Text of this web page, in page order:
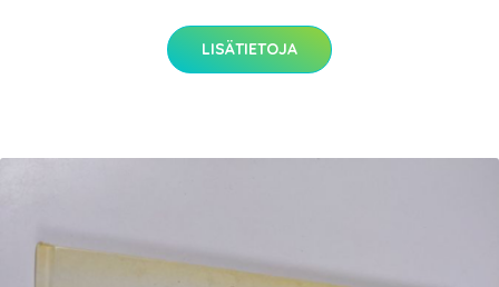
LISÄTIETOJA